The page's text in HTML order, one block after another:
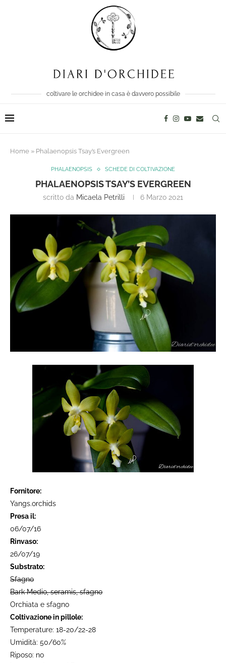
coltivare le orchidee in casa è davvero possibile
Home » Phalaenopsis Tsay’s Evergreen
PHALAENOPSIS SCHEDE DI COLTIVAZIONE
PHALAENOPSIS TSAY’S EVERGREEN
scritto da Micaela Petrilli 6 Marzo 2021
Fornitore:
Yangs.orchids
Presa il:
06/07/16
Rinvaso:
26/07/19
Substrato:
Sfagno
Bark Medio, seramis, sfagno
Orchiata e sfagno
Coltivazione in pillole:
Temperature: 18-20/22-28
Umidità: 50/60%
Riposo: no